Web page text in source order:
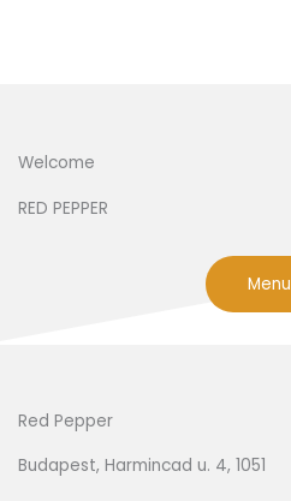
Welcome
RED PEPPER
Menu
Red Pepper
Budapest, Harmincad u. 4, 1051